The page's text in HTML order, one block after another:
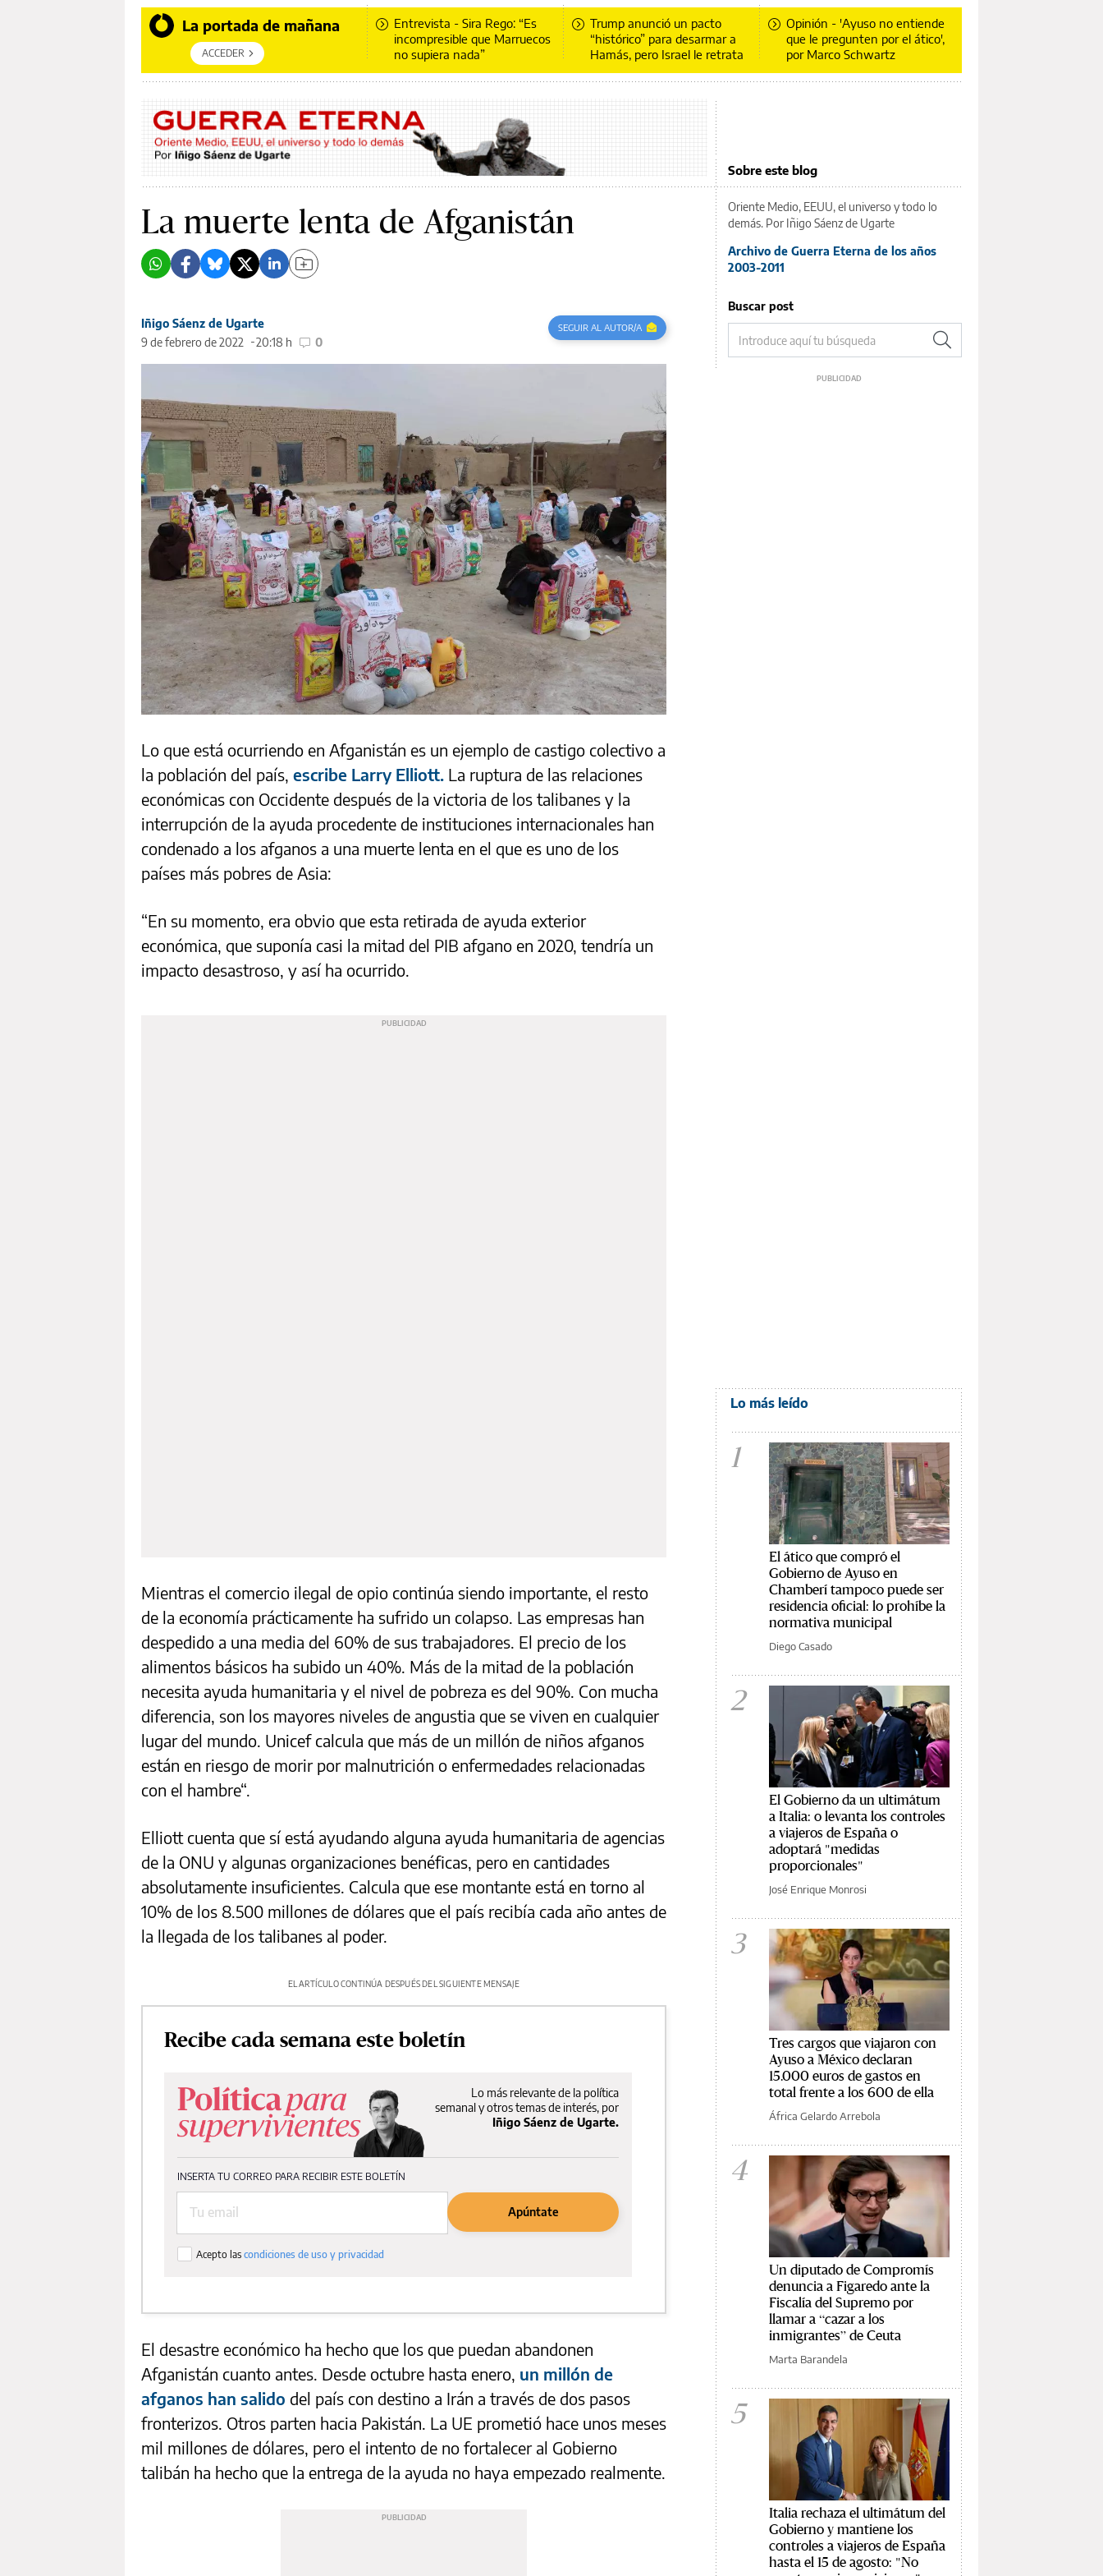
La portada de mañana
ACCEDER
Entrevista - Sira Rego: “Es
incompresible que Marruecos
no supiera nada”
Trump anunció un pacto
“histórico” para desarmar a
Hamás, pero Israel le retrata
Opinión - 'Ayuso no entiende
que le pregunten por el ático',
por Marco Schwartz
La muerte lenta de Afganistán
Iñigo Sáenz de Ugarte
9 de febrero de 2022
20:18 h 0
SEGUIR AL AUTOR/A
Lo que está ocurriendo en Afganistán es un ejemplo de castigo colectivo a
la población del país, escribe Larry Elliott. La ruptura de las relaciones
económicas con Occidente después de la victoria de los talibanes y la
interrupción de la ayuda procedente de instituciones internacionales han
condenado a los afganos a una muerte lenta en el que es uno de los
países más pobres de Asia:
“En su momento, era obvio que esta retirada de ayuda exterior
económica, que suponía casi la mitad del PIB afgano en 2020, tendría un
impacto desastroso, y así ha ocurrido.
Mientras el comercio ilegal de opio continúa siendo importante, el resto
de la economía prácticamente ha sufrido un colapso. Las empresas han
despedido a una media del 60% de sus trabajadores. El precio de los
alimentos básicos ha subido un 40%. Más de la mitad de la población
necesita ayuda humanitaria y el nivel de pobreza es del 90%. Con mucha
diferencia, son los mayores niveles de angustia que se viven en cualquier
lugar del mundo. Unicef calcula que más de un millón de niños afganos
están en riesgo de morir por malnutrición o enfermedades relacionadas
con el hambre“.
Elliott cuenta que sí está ayudando alguna ayuda humanitaria de agencias
de la ONU y algunas organizaciones benéficas, pero en cantidades
absolutamente insuficientes. Calcula que ese montante está en torno al
10% de los 8.500 millones de dólares que el país recibía cada año antes de
la llegada de los talibanes al poder.
EL ARTÍCULO CONTINÚA DESPUÉS DEL SIGUIENTE MENSAJE
Recibe cada semana este boletín
El desastre económico ha hecho que los que puedan abandonen
Afganistán cuanto antes. Desde octubre hasta enero, un millón de
afganos han salido del país con destino a Irán a través de dos pasos
fronterizos. Otros parten hacia Pakistán. La UE prometió hace unos meses
mil millones de dólares, pero el intento de no fortalecer al Gobierno
talibán ha hecho que la entrega de la ayuda no haya empezado realmente.
Sobre este blog
Oriente Medio, EEUU, el universo y todo lo
demás. Por Iñigo Sáenz de Ugarte
Archivo de Guerra Eterna de los años
2003-2011
Buscar post
Lo más leído
1
El ático que compró el
Gobierno de Ayuso en
Chamberí tampoco puede ser
residencia oficial: lo prohíbe la
normativa municipal
Diego Casado
2
El Gobierno da un ultimátum
a Italia: o levanta los controles
a viajeros de España o
adoptará "medidas
proporcionales"
José Enrique Monrosi
3
Tres cargos que viajaron con
Ayuso a México declaran
15.000 euros de gastos en
total frente a los 600 de ella
África Gelardo Arrebola
4
Un diputado de Compromís
denuncia a Figaredo ante la
Fiscalía del Supremo por
llamar a “cazar a los
inmigrantes” de Ceuta
Marta Barandela
5
Italia rechaza el ultimátum del
Gobierno y mantiene los
controles a viajeros de España
hasta el 15 de agosto: "No